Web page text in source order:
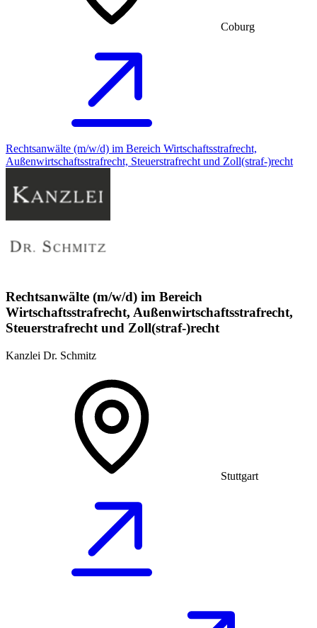
Coburg
Rechtsanwälte (m/w/d) im Bereich Wirtschaftsstrafrecht,
Außenwirtschaftsstrafrecht, Steuerstrafrecht und Zoll(straf-)recht
Rechtsanwälte (m/w/d) im Bereich
Wirtschaftsstrafrecht, Außenwirtschaftsstrafrecht,
Steuerstrafrecht und Zoll(straf-)recht
Kanzlei Dr. Schmitz
Stuttgart